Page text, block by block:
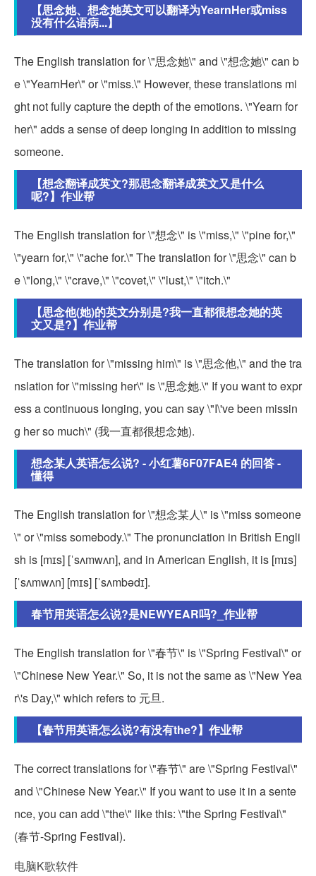
【思念她、想念她英文可以翻译为YearnHer或miss
没有什么语病...】
The English translation for \"思念她\" and \"想念她\" can b
e \"YearnHer\" or \"miss.\" However, these translations mi
ght not fully capture the depth of the emotions. \"Yearn for
her\" adds a sense of deep longing in addition to missing
someone.
【想念翻译成英文?那思念翻译成英文又是什么
呢?】作业帮
The English translation for \"想念\" is \"miss,\" \"pine for,\"
\"yearn for,\" \"ache for.\" The translation for \"思念\" can b
e \"long,\" \"crave,\" \"covet,\" \"lust,\" \"itch.\"
【思念他(她)的英文分别是?我一直都很想念她的英
文又是?】作业帮
The translation for \"missing him\" is \"思念他,\" and the tra
nslation for \"missing her\" is \"思念她.\" If you want to expr
ess a continuous longing, you can say \"I\'ve been missin
g her so much\" (我一直都很想念她).
想念某人英语怎么说? - 小红薯6F07FAE4 的回答 -
懂得
The English translation for \"想念某人\" is \"miss someone
\" or \"miss somebody.\" The pronunciation in British Engli
sh is [mɪs] [ˈsʌmwʌn], and in American English, it is [mɪs]
[ˈsʌmwʌn] [mɪs] [ˈsʌmbədɪ].
春节用英语怎么说?是NEWYEAR吗?_作业帮
The English translation for \"春节\" is \"Spring Festival\" or
\"Chinese New Year.\" So, it is not the same as \"New Yea
r\'s Day,\" which refers to 元旦.
【春节用英语怎么说?有没有the?】作业帮
The correct translations for \"春节\" are \"Spring Festival\"
and \"Chinese New Year.\" If you want to use it in a sente
nce, you can add \"the\" like this: \"the Spring Festival\"
(春节-Spring Festival).
电脑K歌软件